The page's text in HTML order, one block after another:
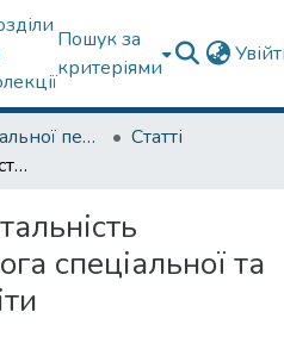
Пошук за
критеріями
Кафедра спеціальної педагогіки і психології та інклюзивної освіти
Статті
Професійна ментальність сучасного педагога спеціальної та інклюзивної освіти
спеціальної та